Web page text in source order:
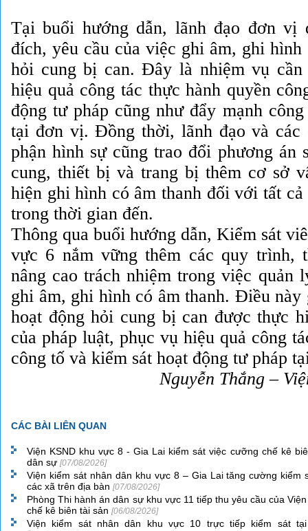
Tại buổi hướng dẫn, lãnh đạo đơn vị
đích, yêu cầu của việc ghi âm, ghi hình
hỏi cung bị can. Đây là nhiệm vụ cần
hiệu quả công tác thực hành quyền
động tư pháp cũng như đẩy mạnh
tại đơn vị. Đồng thời, lãnh đạo và các
phận hình sự cũng trao đổi phương án
cung, thiết bị và trang bị thêm cơ sở
hiện ghi hình có âm thanh đối với tất
trong thời gian đến.
Thông qua buổi hướng dẫn, Kiểm sát
vực 6 nắm vững thêm các quy trình,
nâng cao trách nhiệm trong việc quản
ghi âm, ghi hình có âm thanh. Điều này
hoạt động hỏi cung bị can được thực
của pháp luật, phục vụ hiệu quả công
công tố và kiểm sát hoạt động tư pháp
Nguyễn Thắng –
CÁC BÀI LIÊN QUAN
Viện KSND khu vực 8 - Gia Lai kiểm sát việc cưỡng chế kê
dân sự [07/08/2026]
Viện kiểm sát nhân dân khu vực 8 – Gia Lai tăng cường kiểm
các xã trên địa bàn [07/08/2026]
Phòng Thi hành án dân sự khu vực 11 tiếp thu yêu cầu của
chế kê biên tài sản [06/08/2026]
Viện kiểm sát nhân dân khu vực 10 trực tiếp kiểm sát